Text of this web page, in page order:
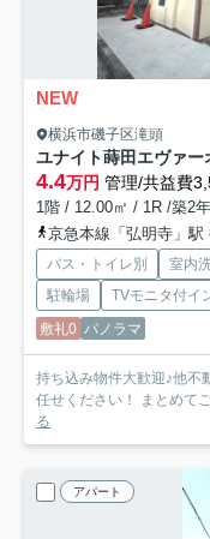
NEW
横浜市磯子区滝頭
ユナイト蒔田エヴァー
4.4万円 管理/共益費
1階 / 12.00㎡ / 1R /築2年
京急本線「弘明寺」駅
バス・トイレ別 室内
駐輪場
TVモニタ付イ
敷礼0 パノラマ
持ち込み物件大歓迎♪他不
任せください！ まとめて
る
アパート